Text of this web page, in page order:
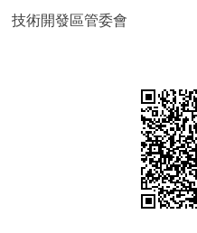
技術開發區管委會